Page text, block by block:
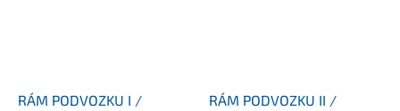
RÁM PODVOZKU I /
RÁM PODVOZKU II /